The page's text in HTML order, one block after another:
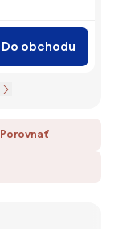
Do obchodu
Porovnať